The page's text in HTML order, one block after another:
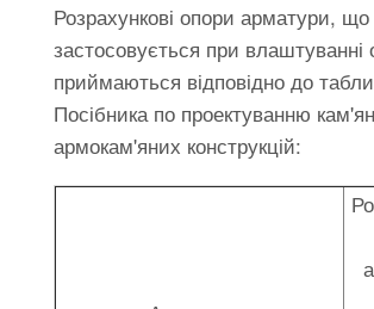
Розрахункові опори арматури, що
застосовується при
приймаються відповідно до
Посібника по проектуванню
армокам'яних конструкцій: